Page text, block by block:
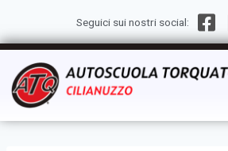
Seguici sui nostri social: